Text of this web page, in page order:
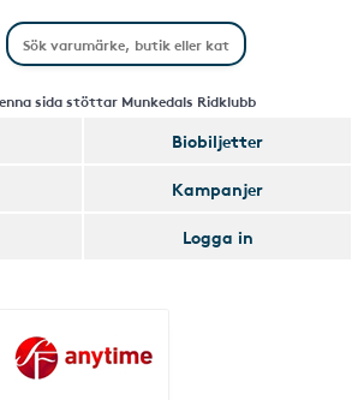
sida stöttar Munkedals Ridklubb
Biobiljetter
Kampanjer
Logga in